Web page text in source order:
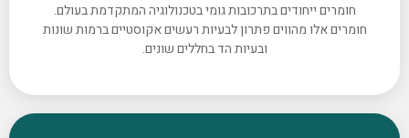
חומרים ייחודים בתרכובות גומי בטכנולוגיה המתקדמת בעולם.
חומרים אלו מהווים פתרון לבעיות רעשים אקוסטיים ברמות שונות
ובעיות הד בחללים שונים.